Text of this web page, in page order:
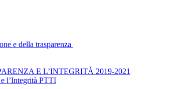
e della trasparenza
E L’INTEGRITÀ 2019-2021
l’Integrità PTTI